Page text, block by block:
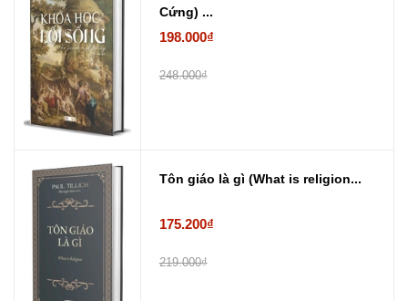
Cứng) ...
198.000₫
248.000₫
Tôn giáo là gì (What is religion...
175.200₫
219.000₫